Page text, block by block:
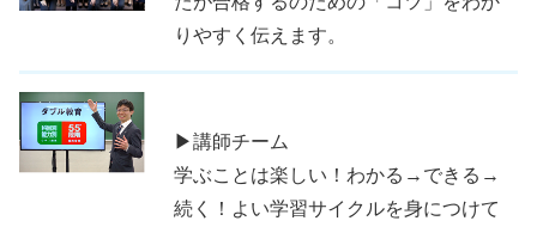
りやすく伝えます。
▶講師チーム
学ぶことは楽しい！わかる→できる→
続く！よい学習サイクルを身につけて